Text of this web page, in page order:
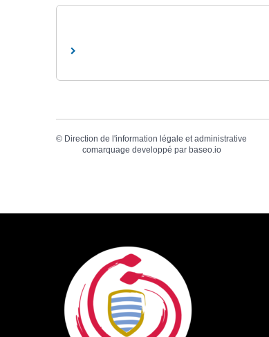
© Direction de l'information légale et administrative
comarquage developpé par baseo.io